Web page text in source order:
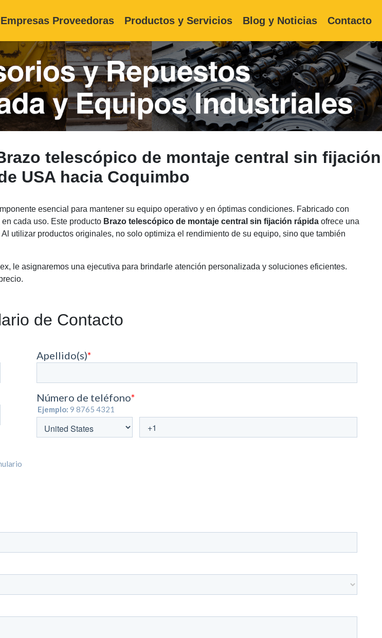
Empresas Proveedoras Productos y Servicios Blog y Noticias Contacto
telescópico de montaje central sin fijación
USA hacia Coquimbo
esencial para mantener su equipo operativo y en óptimas condiciones. Fabricado con
cada uso. Este producto Brazo telescópico de montaje central sin fijación rápida ofrece una
utilizar productos originales, no solo optimiza el rendimiento de su equipo, sino que también
le asignaremos una ejecutiva para brindarle atención personalizada y soluciones eficientes.
de Contacto